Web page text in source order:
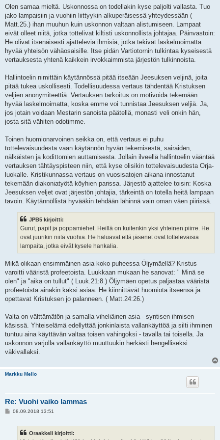
Olen samaa mieltä. Uskonnossa on todellakin kyse paljolti vallasta. Tuo
jako lampaisiin ja vuohiin liittyykin alkuperäisessä yhteydessään (
Matt.25.) ihan muuhun kuin uskonnon valtaan alistumiseen. Lampaat
eivät olleet niitä, jotka tottelivat kiltisti uskonnollista johtajaa. Päinvastoin:
He olivat itsenäisesti ajattelevia ihmisiä, jotka tekivät laskelmoimatta
hyvää yhteisön vähäosaisille. Itse pidän Vartiotornin tulkintaa kyseisestä
vertauksesta yhtenä kaikkein irvokkaimmista järjestön tulkinnoista.
Hallintoelin nimittäin käytännössä pitää itseään Jeesuksen veljinä, joita
pitää tukea uskollisesti. Todellisuudessa vertaus tähdentää Kristuksen
veljien anonymiteettiä. Vertauksen tarkoitus on motivoida tekemään
hyvää laskelmoimatta, koska emme voi tunnistaa Jeesuksen veljiä. Ja,
jos jotain voidaan Mestarin sanoista päätellä, monasti veli onkin hän,
josta sitä vähiten odotimme.
Toinen huomionarvoinen seikka on, että vertaus ei puhu
tottelevaisuudesta vaan käytännön hyvän tekemisestä, sairaiden,
nälkäisten ja kodittomien auttamisesta. Jollain ilveellä hallintoelin vääntää
vertauksen tähtäyspisteen niin, että kyse olisikin tottelevaisuudesta Orja-
luokalle. Kristikunnassa vertaus on vuosisatojen aikana innostanut
tekemään diakoniatyötä köyhien parissa. Järjestö ajattelee toisin: Koska
Jeesuksen veljet ovat järjestön johtajia, tärkeintä on totella heitä lampaan
tavoin. Käytännöllistä hyvääkin tehdään lähinnä vain oman väen piirissä.
JPB5 kirjoitti:
Gurut, papit ja poppamiehet. Heillä on kuitenkin yksi yhteinen piirre. He
ovat juurikin niitä vuohia. He haluavat että jäsenet ovat tottelevaisia
lampaita, jotka eivät kysele hankalia.
Mikä olikaan ensimmäinen asia koko puheessa Öljymäellä? Kristus
varoitti vääristä profeetoista. Luukkaan mukaan he sanovat: " Minä se
olen" ja "aika on tullut" ( Luuk.21:8.) Öljymäen opetus paljastaa vääristä
profeetoista ainakin kaksi asiaa: He kiinnittävät huomiota itseensä ja
opettavat Kristuksen jo palanneen. ( Matt.24:26.)
Valta on välttämätön ja samalla viheliäinen asia - syntisen ihmisen
käsissä. Yhteiselämä edellyttää jonkinlaista vallankäyttöä ja silti ihminen
tuntuu aina käyttävän valtaa toisen vahingoksi - tavalla tai toisella. Ja
uskonnon varjolla vallankäyttö muuttuukin herkästi hengelliseksi
väkivallaksi.
Markku Meilo
Re: Vuohi vaiko lammas
V08.09.2018 13:51
Oraakkeli kirjoitti: